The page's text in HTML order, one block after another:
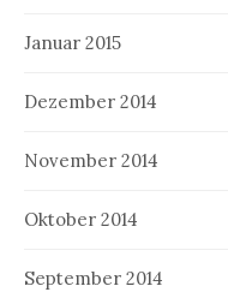
Januar 2015
Dezember 2014
November 2014
Oktober 2014
September 2014